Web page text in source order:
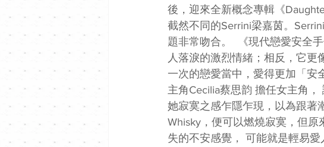
後，迎來全新概念專輯《
截然不同的Serrini梁嘉茵。
題非常吻合。  《現代戀愛安全
人落淚的激烈情緒；相反，它
一次的戀愛當中，愛得更加「
主角Cecilia蔡思韵 擔任女主角
她寂寞之感乍隱乍現，以為跟著
Whisky，便可以燃燒寂寞，但
失的不安感覺， 可能就是輕易